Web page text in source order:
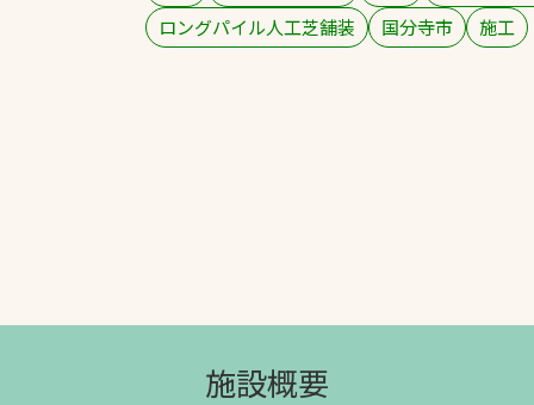
ロングパイル人工芝舗装
国分寺市 施工
施設概要